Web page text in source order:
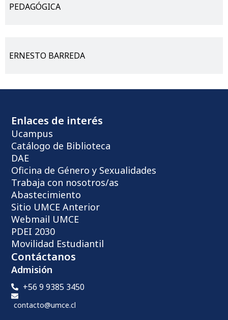
PEDAGÓGICA
ERNESTO BARREDA
Enlaces de interés
Ucampus
Catálogo de Biblioteca
DAE
Oficina de Género y Sexualidades
Trabaja con nosotros/as
Abastecimiento
Sitio UMCE Anterior
Webmail UMCE
PDEI 2030
Movilidad Estudiantil
Contáctanos
Admisión
+56 9 9385 3450
contacto@umce.cl